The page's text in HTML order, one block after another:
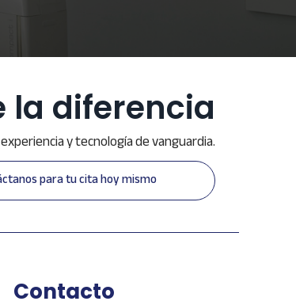
la diferencia
y tecnología de vanguardia.
para tu cita hoy mismo
Contacto